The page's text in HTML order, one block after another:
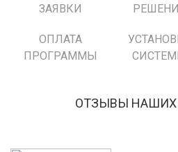
ЗАЯВКИ
ОПЛАТА
ПРОГРАММЫ
ОТЗЫВЫ НАШИХ